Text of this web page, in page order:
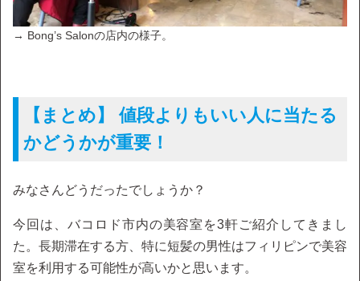
→ Bong’s Salonの店内の様子。
【まとめ】 値段よりもいい人に当たる
かどうかが重要！
みなさんどうだったでしょうか？
今回は、バコロド市内の美容室を3軒ご紹介してきまし
た。長期滞在する方、特に短髪の男性はフィリピンで美容
室を利用する可能性が高いかと思います。